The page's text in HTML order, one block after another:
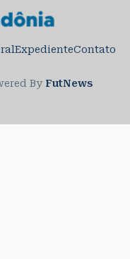
ExpedienteContato
By FutNews